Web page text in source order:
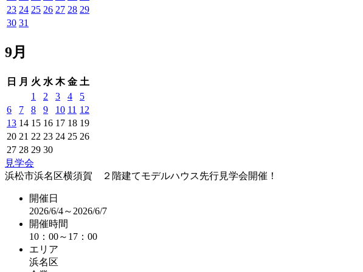
23 24 25 26 27 28 29
30 31
9月
日 月 火 水 木 金 土
1
2 3 4
5
6
7 8 9 10 11 12
13 14 15 16 17 18 19
20 21 22 23 24 25 26
27 28 29 30
見学会
浜松市浜名区横須賀 ２階建てモデルハウス先行見学会開催！
開催日
2026/6/4～2026/6/7
開催時間
10：00～17：00
エリア
浜名区